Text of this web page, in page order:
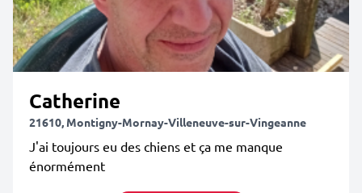
Catherine
21610, Montigny-Mornay-Villeneuve-sur-Vingeanne
J'ai toujours eu des chiens et ça me manque
énormément